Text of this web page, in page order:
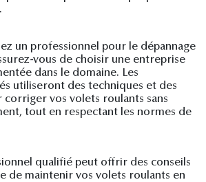
un professionnel pour le dépannage
vous de choisir une entreprise
dans le domaine. Les
utiliseront des techniques et des
corriger vos volets roulants sans
tout en respectant les normes de
qualifié peut offrir des conseils
de maintenir vos volets roulants en